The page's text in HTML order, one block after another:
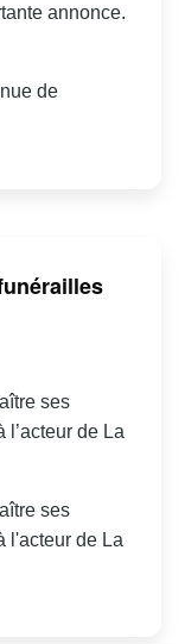
annonce.
de
ses
de La
ses
l'acteur de La